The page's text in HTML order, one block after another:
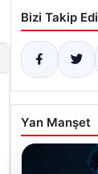
Bizi Takip
Yan Manşet